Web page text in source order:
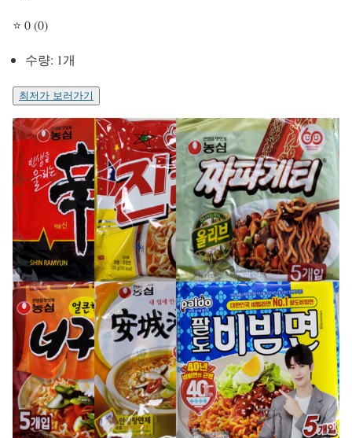
⭐ 0 (0)
수량: 1개
최저가 보러가기